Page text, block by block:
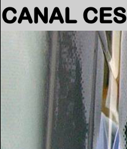
CANAL CES